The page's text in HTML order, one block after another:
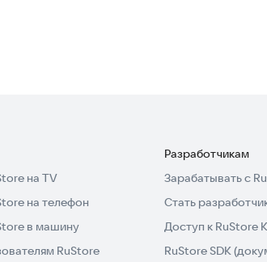
на TV
на телефон
в машину
RuStore
Разработчикам
Зарабатывать с
Стать
Доступ к RuStore
RuStore SDK